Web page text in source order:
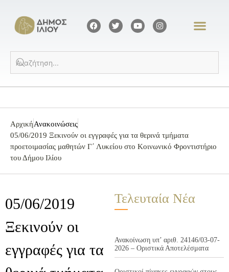
ΑρχικήΑνακοινώσεις
05/06/2019 Ξεκινούν οι εγγραφές για τα θερινά τμήματα
προετοιμασίας μαθητών Γ΄ Λυκείου στο Κοινωνικό Φροντιστήριο
του Δήμου Ιλίου
05/06/2019
Ξεκινούν οι
εγγραφές για τα
Τελευταία Νέα
Ανακοίνωση υπ’ αριθ. 24146/03-07-
2026 – Οριστικά Αποτελέσματα